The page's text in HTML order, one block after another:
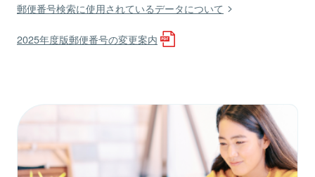
郵便番号検索に使用されているデータについて
2025年度版郵便番号の変更案内